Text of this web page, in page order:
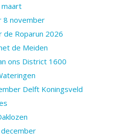
maart
8 november
de Roparun 2026
de Meiden
ons District 1600
Delft Koningsveld